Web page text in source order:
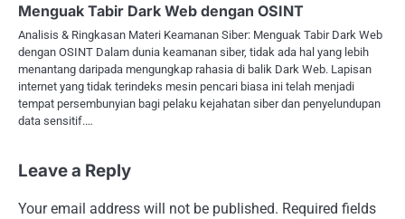
Menguak Tabir Dark Web dengan OSINT
Analisis & Ringkasan Materi Keamanan Siber: Menguak Tabir Dark Web
dengan OSINT Dalam dunia keamanan siber, tidak ada hal yang lebih
menantang daripada mengungkap rahasia di balik Dark Web. Lapisan
internet yang tidak terindeks mesin pencari biasa ini telah menjadi
tempat persembunyian bagi pelaku kejahatan siber dan penyelundupan
data sensitif.…
Leave a Reply
Your email address will not be published. Required fields